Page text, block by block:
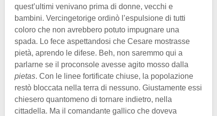
quest’ultimi venivano prima di donne, vecchi e
bambini. Vercingetorige ordinò l’espulsione di tutti
coloro che non avrebbero potuto impugnare una
spada. Lo fece aspettandosi che Cesare mostrasse
pietà, aprendo le difese. Beh, non saremmo qui a
parlarne se il proconsole avesse agito mosso dalla
pietas. Con le linee fortificate chiuse, la popolazione
restò bloccata nella terra di nessuno. Giustamente essi
chiesero quantomeno di tornare indietro, nella
cittadella. Ma il comandante gallico che doveva